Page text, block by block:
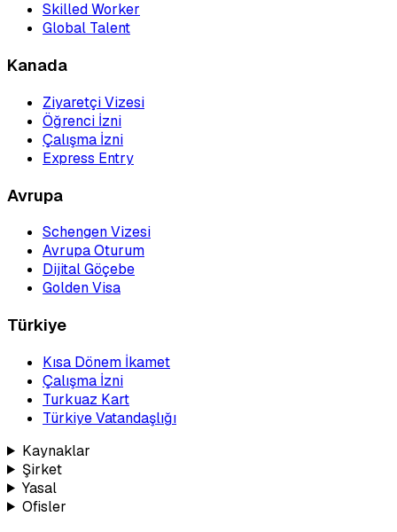
Skilled Worker
Global Talent
Kanada
Ziyaretçi Vizesi
Öğrenci İzni
Çalışma İzni
Express Entry
Avrupa
Schengen Vizesi
Avrupa Oturum
Dijital Göçebe
Golden Visa
Türkiye
Kısa Dönem İkamet
Çalışma İzni
Turkuaz Kart
Türkiye Vatandaşlığı
Kaynaklar
Şirket
Yasal
Ofisler